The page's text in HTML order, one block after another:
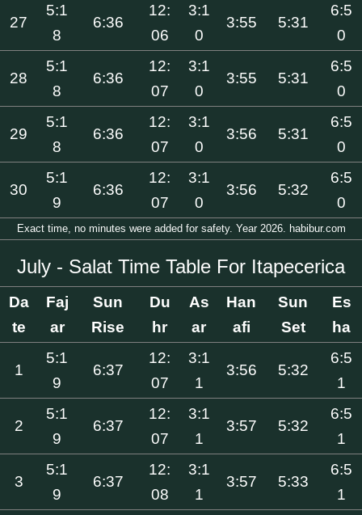
27
5:1
8
6:36
12:
06
3:1
0
3:55 5:31
6:5
0
28
5:1
8
6:36
12:
07
3:1
0
3:55 5:31
6:5
0
29
5:1
8
6:36
12:
07
3:1
0
3:56 5:31
6:5
0
30
5:1
9
6:36
12:
07
3:1
0
3:56 5:32
6:5
0
Exact time, no minutes were added for safety. Year 2026. habibur.com
July - Salat Time Table For Itapecerica
Da
te
Faj
ar
Sun
Rise
Du
hr
As
ar
Han
afi
Sun
Set
Es
ha
1
5:1
9
6:37
12:
07
3:1
1
3:56 5:32
6:5
1
2
5:1
9
6:37
12:
07
3:1
1
3:57 5:32
6:5
1
3
5:1
9
6:37
12:
08
3:1
1
3:57 5:33
6:5
1